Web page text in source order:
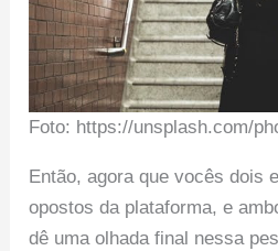
Foto: https://unsplash.com/
Então, agora que vocês dois
opostos da plataforma, e
dê uma olhada final nessa